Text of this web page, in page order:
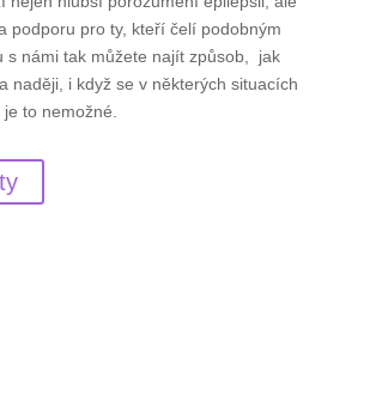
podporu pro ty, kteří čelí podobným
s námi tak můžete najít způsob, jak
naději, i když se v některých situacích
to nemožné.